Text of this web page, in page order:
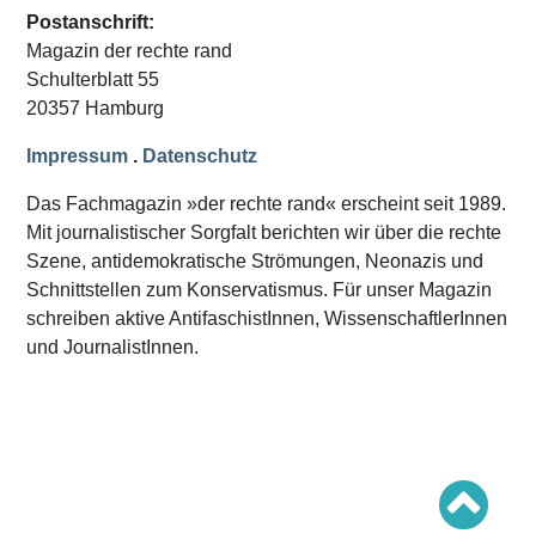
Schwerpunkte Übersicht
Schwerpunkt AFD-Verbot
Schwerpunkt zur USA und Faschist Trump
Schwerpunkt »Identitäre Bewegung«
Schwerpunkt »Reichsbürger«
Ausgaben Übersicht
Ausgabe 221
Ausgabe 220
Ausgabe 219
Ausgabe 217
Ausgabe 216
Postanschrift:
Magazin der rechte rand
Schulterblatt 55
20357 Hamburg
Impressum . Datenschutz
Das Fachmagazin »der rechte rand« erscheint seit 1989.
Mit journalistischer Sorgfalt berichten wir über die rechte
Szene, antidemokratische Strömungen, Neonazis und
Schnittstellen zum Konservatismus. Für unser Magazin
schreiben aktive AntifaschistInnen, WissenschaftlerInnen
und JournalistInnen.